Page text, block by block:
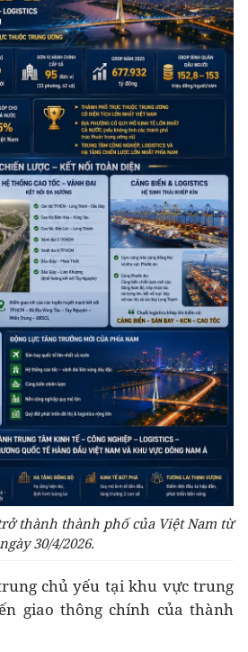
thành thành phố của Việt Nam từ
ngày 30/4/2026.
chủ yếu tại khu vực trung
giao thông chính của thành